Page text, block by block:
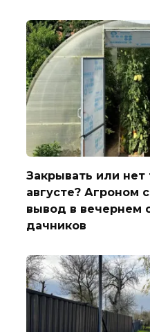
Закрывать или нет
августе? Агроном
вывод в вечернем
дачников